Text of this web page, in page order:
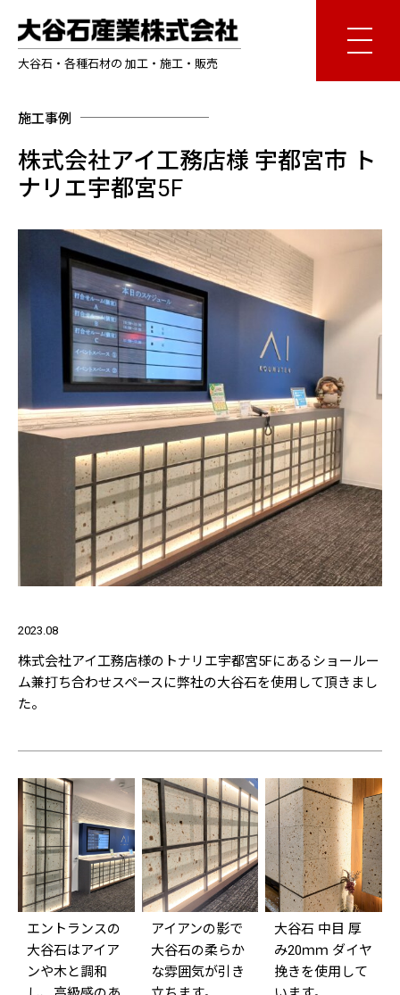
大谷石・各種石材の 加工・施工・販売
施工事例
株式会社アイ工務店様 宇都宮市 ト
ナリエ宇都宮5F
2023.08
株式会社アイ工務店様のトナリエ宇都宮5Fにあるショールー
ム兼打ち合わせスペースに弊社の大谷石を使用して頂きまし
た。
エントランスの
大谷石はアイア
ンや木と調和
アイアンの影で
大谷石の柔らか
な雰囲気が引き
大谷石 中目 厚
み20ｍｍ ダイヤ
挽きを使用して